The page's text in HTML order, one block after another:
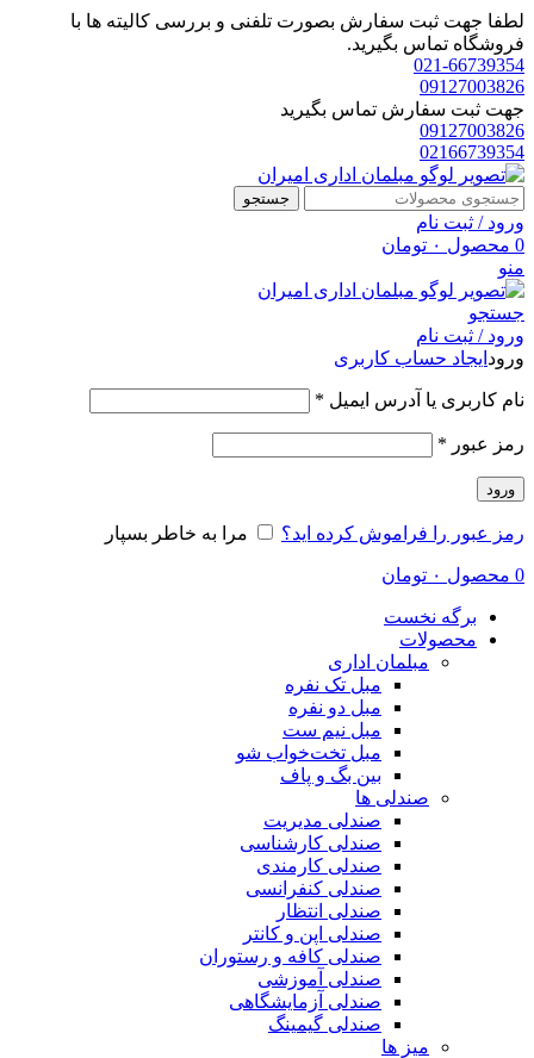
لطفا جهت ثبت سفارش بصورت تلفنی و بررسی کالیته ها با
فروشگاه تماس بگیرید.
021-66739354
09127003826
جهت ثبت سفارش تماس بگیرید
09127003826
02166739354
جستجو
ورود / ثبت نام
0 محصول ۰ تومان
منو
جستجو
ورود / ثبت نام
ورود ایجاد حساب کاربری
نام کاربری یا آدرس ایمیل *
رمز عبور *
ورود
رمز عبور را فراموش کرده اید؟ مرا به خاطر بسپار
0 محصول ۰ تومان
برگه نخست
محصولات
مبلمان اداری
مبل تک نفره
مبل دو نفره
مبل نیم ست
مبل تخت‌خواب شو
بین بگ و پاف
صندلی ها
صندلی مدیریت
صندلی کارشناسی
صندلی کارمندی
صندلی کنفرانسی
صندلی انتظار
صندلی اپن و کانتر
صندلی کافه و رستوران
صندلی آموزشی
صندلی آزمایشگاهی
صندلی گیمینگ
میز ها